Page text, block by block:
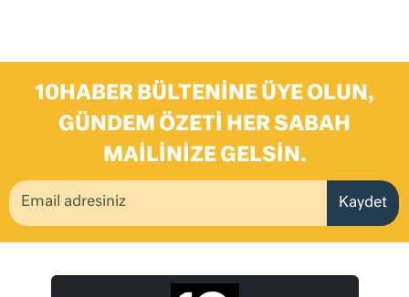
10HABER BÜLTENINE ÜYE OLUN,
GÜNDEM ÖZETI HER SABAH
MAILINIZE GELSIN.
Kaydet